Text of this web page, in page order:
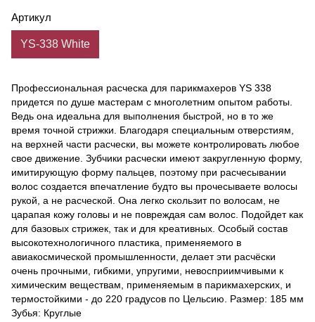
Артикул
YS-338 White
Профессиональная расческа для парикмахеров YS 338
придется по душе мастерам с многолетним опытом работы.
Ведь она идеальна для выполнения быстрой, но в то же
время точной стрижки. Благодаря специальным отверстиям,
на верхней части расчески, вы можете контролировать любое
свое движение. Зубчики расчески имеют закругленную форму,
имитирующую форму пальцев, поэтому при расчесывании
волос создается впечатление будто вы прочесываете волосы
рукой, а не расческой. Она легко скользит по волосам, не
царапая кожу головы и не повреждая сам волос. Подойдет как
для базовых стрижек, так и для креативных. Особый состав
высокотехнологичного пластика, применяемого в
авиакосмической промышленности, делает эти расчёски
очень прочными, гибкими, упругими, невосприимчивыми к
химическим веществам, применяемым в парикмахерских, и
термостойкими - до 220 градусов по Цельсию. Размер: 185 мм
Зубья: Круглые